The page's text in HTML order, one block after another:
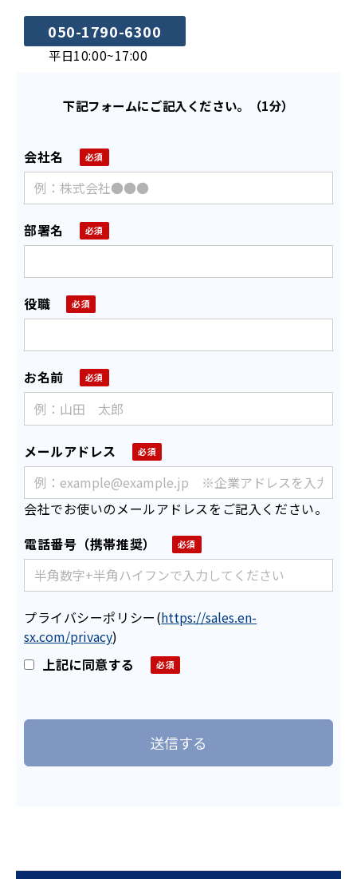
050-1790-6300
平日10:00~17:00
下記フォームにご記入ください。（1分）
会社名
部署名
役職
お名前
メールアドレス
会社でお使いのメールアドレスをご記入ください。
電話番号（携帯推奨）
プライバシーポリシー(https://sales.en-
sx.com/privacy)
上記に同意する